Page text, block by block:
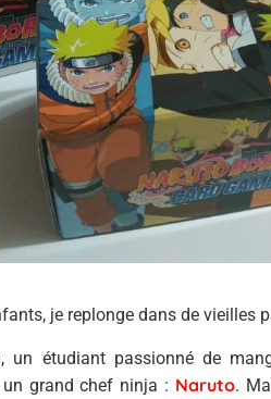
je replonge dans de vieilles
un étudiant passionné de
grand chef ninja : Naruto.